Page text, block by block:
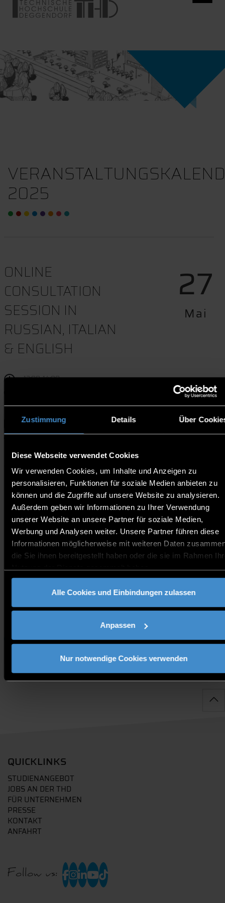
Zustimmung Details Über
Diese Webseite verwendet Cookies
Wir verwenden Cookies, um Inhalte und Anzeigen zu
personalisieren, Funktionen für soziale Medien anbieten zu
können und die Zugriffe auf unsere Website zu analysieren.
Außerdem geben wir Informationen zu Ihrer Verwendung
unserer Website an unsere Partner für soziale Medien,
Werbung und Analysen weiter. Unsere Partner führen diese
Informationen möglicherweise mit weiteren Daten
die Sie ihnen bereitgestellt haben oder die sie im Rahmen
Alle Cookies und Einbindungen zulassen
Anpassen
Nur notwendige Cookies verwenden
2025
ONLINE
CONSULTATION
SESSION IN
RUSSIAN, ITALIAN
& ENGLISH
13:00-14:00
Termindownload
27
Mai
Tuesday at 1pm CET every two weeks in Russian, Italian
& English.
Prospective international students will have the
possibility to ask individual questions regarding the
application process, required documents etc. Don’t miss
out on this opportunity to join a session!
Kontakt:
Link zur Veranstaltung
Studieninteressierte
QUICKLINKS
STUDIENANGEBOT
JOBS AN DER THD
FÜR UNTERNEHMEN
PRESSE
KONTAKT
ANFAHRT
Follow us: